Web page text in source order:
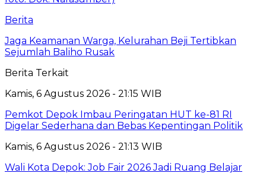
Berita
Jaga Keamanan Warga, Kelurahan Beji Tertibkan
Sejumlah Baliho Rusak
Berita Terkait
Kamis, 6 Agustus 2026 - 21:15 WIB
Pemkot Depok Imbau Peringatan HUT ke-81 RI
Digelar Sederhana dan Bebas Kepentingan Politik
Kamis, 6 Agustus 2026 - 21:13 WIB
Wali Kota Depok: Job Fair 2026 Jadi Ruang Belajar